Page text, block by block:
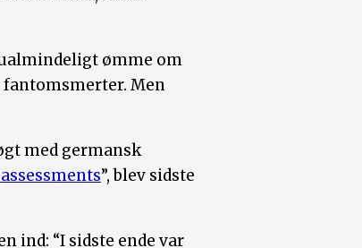
ømme om
Men
med germansk
”, blev sidste
ind: “I sidste ende var